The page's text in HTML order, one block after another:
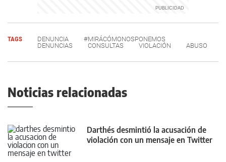
TAGS DENUNCIA
#MIRÁCÓMONOSPONEMOS
DENUNCIAS
CONSULTAS VIOLACIÓN ABUSO
Noticias relacionadas
Darthés desmintió la acusación de
violación con un mensaje en Twitter